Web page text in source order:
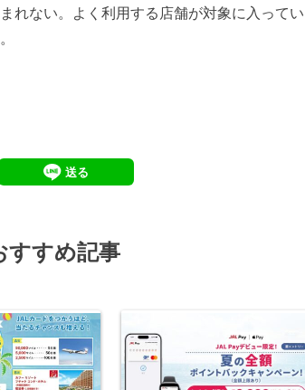
れない。よく利用する店舗が対象に入ってい
すすめ記事